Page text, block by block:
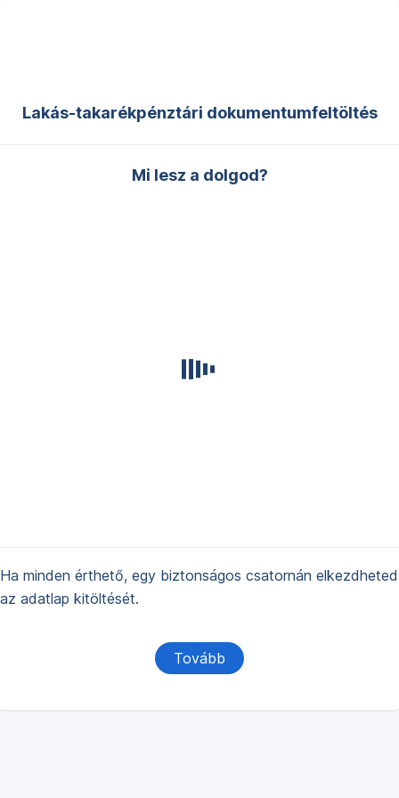
Lakás-takarékpénztári dokumentumfeltöltés
Mi lesz a dolgod?
Ha minden érthető, egy biztonságos csatornán elkezdheted
az adatlap kitöltését.
Tovább